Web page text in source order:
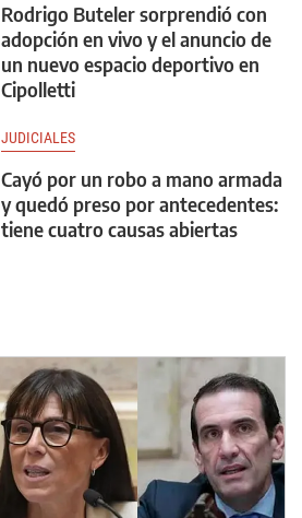
Rodrigo Buteler sorprendió con
adopción en vivo y el anuncio de
un nuevo espacio deportivo en
Cipolletti
JUDICIALES
Cayó por un robo a mano armada
y quedó preso por antecedentes:
tiene cuatro causas abiertas